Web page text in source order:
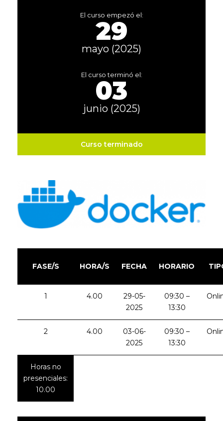
El curso empezó el:
29
mayo (2025)
El curso terminó el:
03
junio (2025)
Curso terminado
FASE/S HORA/S FECHA HORARIO
1 4.00
29-05-
2025
09:30 –
13:30
2 4.00
03-06-
2025
09:30 –
13:30
Horas no
presenciales:
10.00